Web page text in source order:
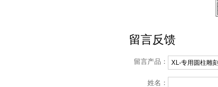
留言反馈
留言产品：
姓名：